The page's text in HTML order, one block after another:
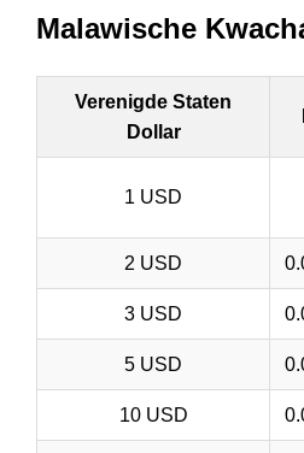
Malawische
Verenigde Staten
Dollar
1 USD
2 USD
3 USD
5 USD
10 USD